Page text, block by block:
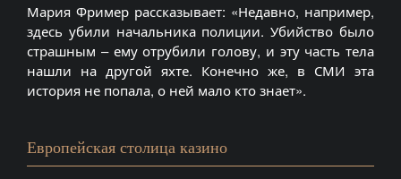
Мария Фример рассказывает: «Недавно, например,
здесь убили начальника полиции. Убийство было
страшным – ему отрубили голову, и эту часть тела
нашли на другой яхте. Конечно же, в СМИ эта
история не попала, о ней мало кто знает».
Европейская столица казино